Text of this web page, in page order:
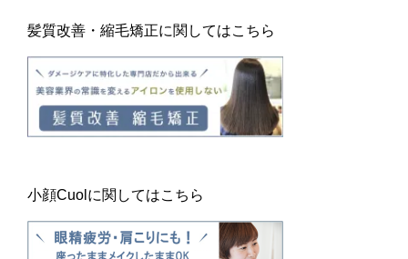
髪質改善・縮毛矯正に関してはこちら
小顔Cuolに関してはこちら